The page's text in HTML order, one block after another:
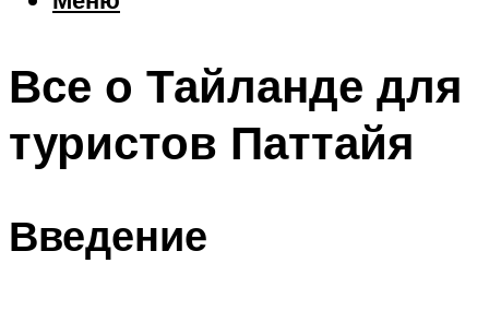
Шоппинг
Все о Тайланде для
туристов Паттайя
Введение